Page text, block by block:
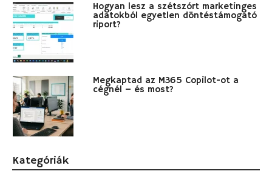
Hogyan lesz a szétszórt marketinges
adatokból egyetlen döntéstámogató
riport?
Megkaptad az M365 Copilot-ot a
cégnél – és most?
Kategóriák